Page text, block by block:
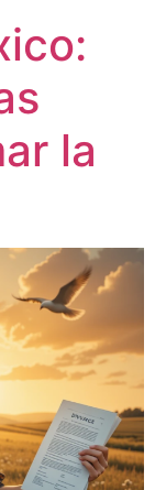
la